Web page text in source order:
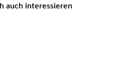
auch interessieren